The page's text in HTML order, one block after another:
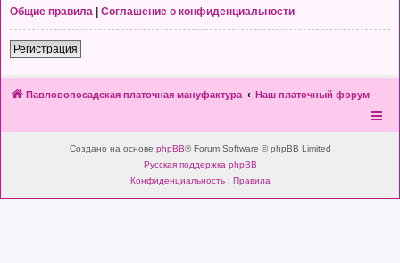
Общие правила
Соглашение о конфиденциальности
Регистрация
Павловопосадская платочная мануфактура Наш платочный форум
Создано на основе phpBB® Forum Software © phpBB Limited
Русская поддержка phpBB
Конфиденциальность| Правила